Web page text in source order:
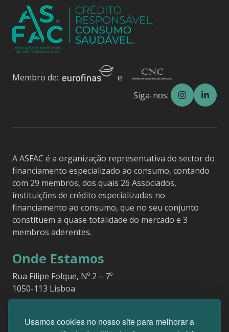
Usamos cookies no nosso site para melhorar a
Membro de:
e
Siga-nos:
A ASFAC é a organização representativa do sector do
financiamento especializado ao consumo, contando
com 29 membros, dos quais 26 Associados,
instituições de crédito especializadas no
financiamento ao consumo, que no seu conjunto
constituem a quase totalidade do mercado e 3
membros aderentes.
Onde Estamos
Rua Filipe Folque, Nº 2 – 7º
1050-113 Lisboa